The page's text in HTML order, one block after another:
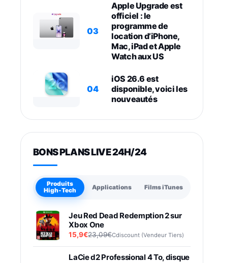
03
Apple Upgrade est
officiel : le
programme de
location d’iPhone,
Mac, iPad et Apple
Watch aux US
04
iOS 26.6 est
disponible, voici les
nouveautés
BONS PLANS LIVE 24H/24
Produits
High-Tech
Applications Films iTunes
Jeu Red Dead Redemption 2 sur
Xbox One
15,9€23,09€Cdiscount (Vendeur Tiers)
LaCie d2 Professional 4 To, disque